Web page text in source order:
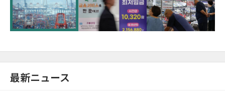
が初の1000億ドル突破
最新ニュース